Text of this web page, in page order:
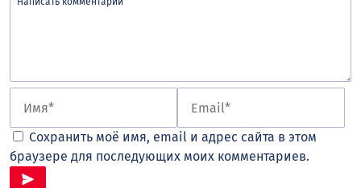
Сохранить моё имя, email и адрес сайта в этом
браузере для последующих моих комментариев.